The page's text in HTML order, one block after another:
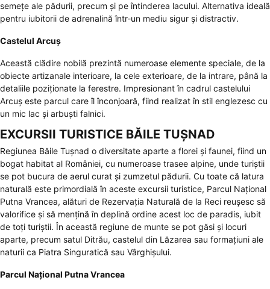
semețe ale pădurii, precum și pe întinderea lacului. Alternativa ideală
pentru iubitorii de adrenalină într-un mediu sigur și distractiv.
Castelul Arcuș
Această clădire nobilă prezintă numeroase elemente speciale, de la
obiecte artizanale interioare, la cele exterioare, de la intrare, până la
detaliile poziționate la ferestre. Impresionant în cadrul castelului
Arcuș este parcul care îl înconjoară, fiind realizat în stil englezesc cu
un mic lac și arbuști falnici.
EXCURSII TURISTICE BĂILE TUȘNAD
Regiunea Băile Tușnad o diversitate aparte a florei și faunei, fiind un
bogat habitat al României, cu numeroase trasee alpine, unde turiștii
se pot bucura de aerul curat și zumzetul pădurii. Cu toate că latura
naturală este primordială în aceste excursii turistice, Parcul Național
Putna Vrancea, alături de Rezervația Naturală de la Reci reușesc să
valorifice și să mențină în deplină ordine acest loc de paradis, iubit
de toți turiștii. În această regiune de munte se pot găsi și locuri
aparte, precum satul Ditrău, castelul din Lăzarea sau formațiuni ale
naturii ca Piatra Singuratică sau Vârghișului.
Parcul Național Putna Vrancea